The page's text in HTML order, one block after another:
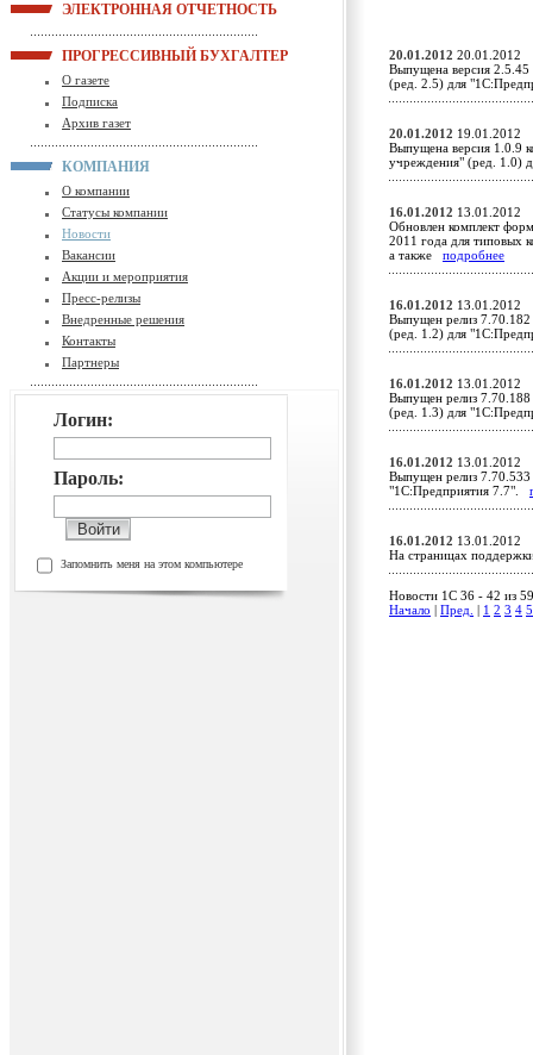
ЭЛЕКТРОННАЯ ОТЧЕТНОСТЬ
ПРОГРЕССИВНЫЙ БУХГАЛТЕР
О газете
Подписка
Архив газет
КОМПАНИЯ
О компании
Статусы компании
Новости
Вакансии
Акции и мероприятия
Пресс-релизы
Внедренные решения
Контакты
Партнеры
Логин:
Пароль:
Запомнить меня на этом компьютере
20.01.2012 20.01.2012
Выпущена версия 2.5.45
(ред. 2.5) для
20.01.2012 19.01.2012
Выпущена версия 1.0.9
учреждения" (ред. 1.0)
16.01.2012 13.01.2012
Обновлен комплект
2011 года для типовых
а также подробнее
16.01.2012 13.01.2012
Выпущен релиз 7.70.182
(ред. 1.2) для
16.01.2012 13.01.2012
Выпущен релиз 7.70.188
(ред. 1.3) для
16.01.2012 13.01.2012
Выпущен релиз 7.70.533
"1С:Предприятия 7.7".
16.01.2012 13.01.2012
На страницах
Новости 1C 36 - 42 из
Начало
Пред. 1 2 3 4 5